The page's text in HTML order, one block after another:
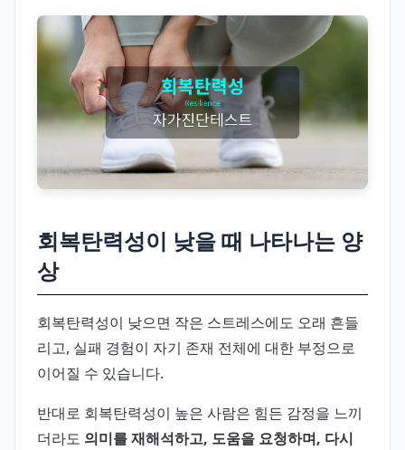
회복탄력성이 낮을 때 나타나는 양
상
회복탄력성이 낮으면 작은 스트레스에도 오래 흔들
리고, 실패 경험이 자기 존재 전체에 대한 부정으로
이어질 수 있습니다.
반대로 회복탄력성이 높은 사람은 힘든 감정을 느끼
더라도 의미를 재해석하고, 도움을 요청하며, 다시